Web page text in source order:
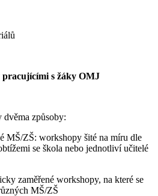
pracujícími s žáky OMJ
dvěma způsoby:
MŠ/ZŠ: workshopy šité na míru dle
se škola nebo jednotliví učitelé
zaměřené workshopy, na které se
MŠ/ZŠ